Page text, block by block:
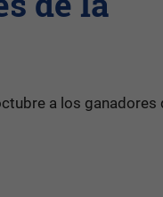
a los ganadores